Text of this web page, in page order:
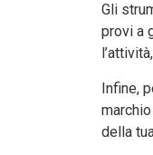
Gli
provi a
Infine,
della